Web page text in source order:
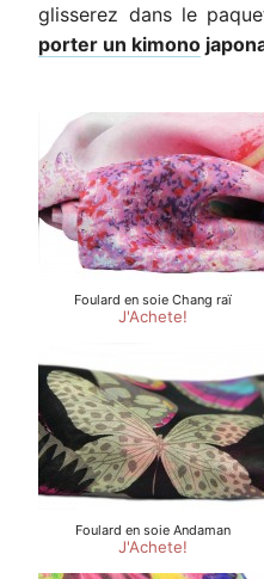
glisserez dans le
porter un kimono